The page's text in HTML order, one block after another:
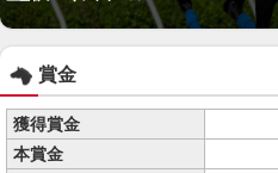
賞金
獲得賞金
本賞金